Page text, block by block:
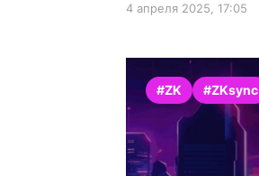
4 апреля 2025, 17:05
#ZK #ZKsync